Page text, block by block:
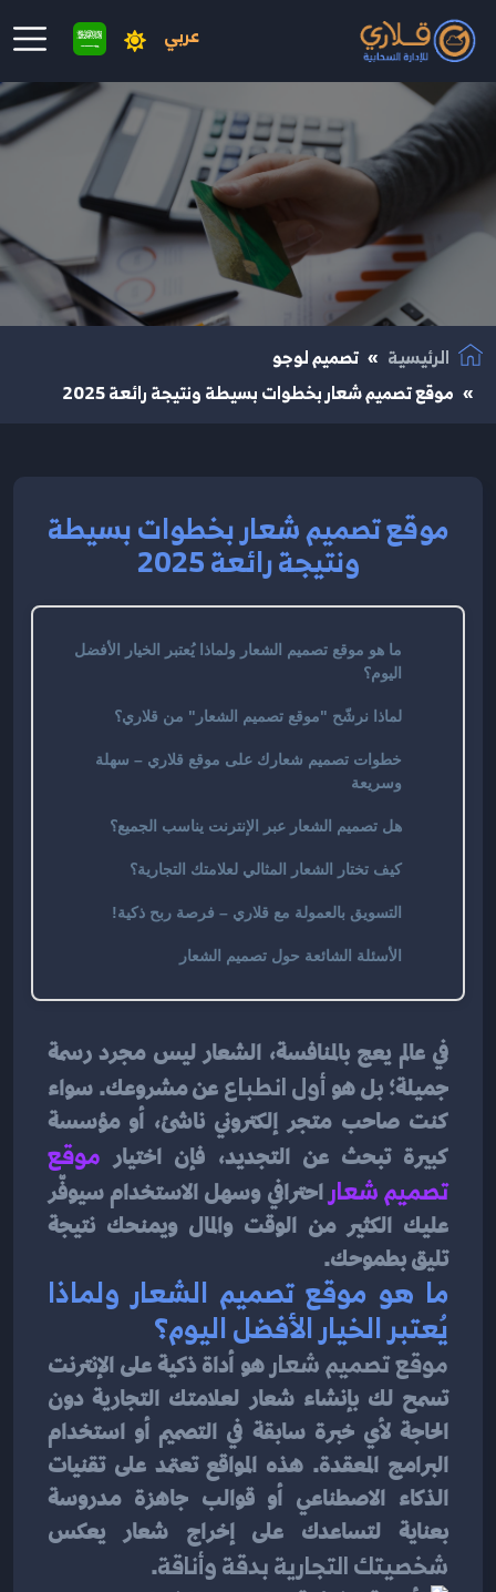
عربي
انتقال إلى المحتوى الرئيسي
الرئيسية
تصميم لوجو
موقع تصميم شعار بخطوات بسيطة ونتيجة رائعة 2025
موقع تصميم شعار بخطوات بسيطة
ونتيجة رائعة 2025
ما هو موقع تصميم الشعار ولماذا يُعتبر الخيار الأفضل
اليوم؟
لماذا نرشّح "موقع تصميم الشعار" من قلاري؟
خطوات تصميم شعارك على موقع قلاري – سهلة
وسريعة
هل تصميم الشعار عبر الإنترنت يناسب الجميع؟
كيف تختار الشعار المثالي لعلامتك التجارية؟
التسويق بالعمولة مع قلاري – فرصة ربح ذكية!
الأسئلة الشائعة حول تصميم الشعار
جميلة؛ بل هو أول انطباع
كبيرة تبحث عن التجديد، فإن اختيار
تصميم شعار
احترافي وسهل الاستخدام سيوفّر
تليق بطموحك.
يُعتبر الخيار الأفضل اليوم؟
موقع تصميم شعار
بعناية لتساعدك على إخراج شعار يعكس
شخصيتك التجارية بدقة وأناقة.